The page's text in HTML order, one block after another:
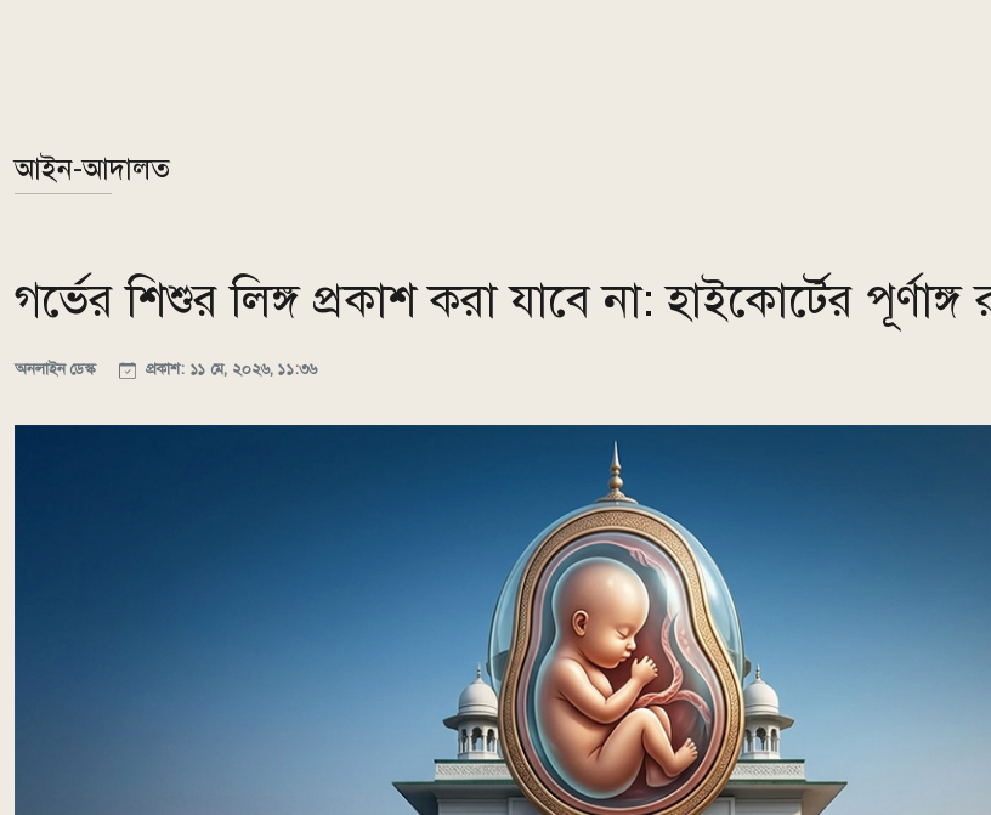
আইন-আদালত
গর্ভের শিশুর লিঙ্গ প্রকাশ করা যাবে না: হাইকোর্টের পূর্ণাঙ্গ
অনলাইন ডেস্ক প্রকাশ: ১১ মে, ২০২৬, ১১:৩৬